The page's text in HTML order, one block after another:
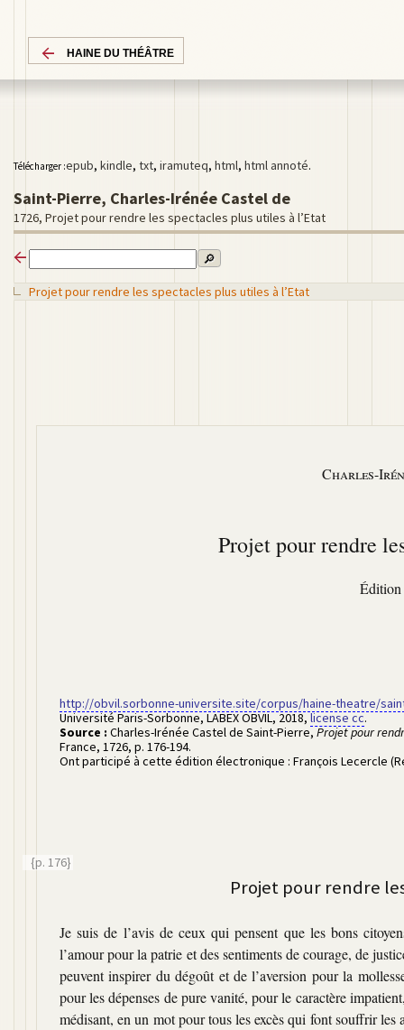
HAINE DU THÉÂTRE
Télécharger :epub, kindle, txt, iramuteq, html, html annoté.
Saint-Pierre, Charles-Irénée Castel de
1726, Projet pour rendre les spectacles plus utiles à l’Etat
🔎
Projet pour rendre les spectacles plus utiles à l’Etat
Charles-
Projet pour rendre
http://obvil.sorbonne-universite.site/corpus/haine-theatre/
Université Paris-Sorbonne, LABEX OBVIL,2018,license cc.
Source : Charles-Irénée Castel de Saint-Pierre,Projet pour
France, 1726, p. 176-194.
Ont participé à cette édition électronique : François Lecercle
{p. 176}
Projet pour rendre
Je suis de l’avis de ceux qui pensent que les bons
l’amour pour la patrie et des sentiments de courage, de
peuvent inspirer du dégoût et de l’aversion pour la
pour les dépenses de pure vanité, pour le caractère
médisant, en un mot pour tous les excès qui font souffrir